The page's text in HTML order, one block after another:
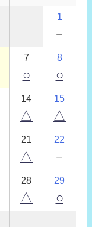
1
－
7
○
8
○
14
△
15
△
21
△
22
－
28
△
29
○